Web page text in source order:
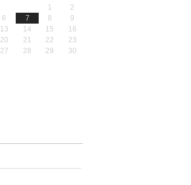
1
2
6 7 8
9
13 14 15
16
20 21 22
23
27 28 29
30